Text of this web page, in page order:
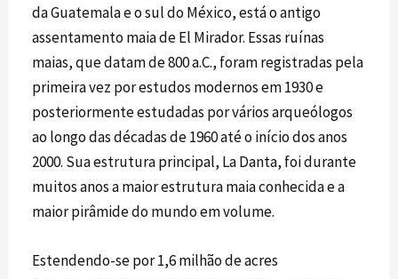
da Guatemala e o sul do México, está o antigo
assentamento maia de El Mirador. Essas ruínas
maias, que datam de 800 a.C., foram registradas pela
primeira vez por estudos modernos em 1930 e
posteriormente estudadas por vários arqueólogos
ao longo das décadas de 1960 até o início dos anos
2000. Sua estrutura principal, La Danta, foi durante
muitos anos a maior estrutura maia conhecida e a
maior pirâmide do mundo em volume.
Estendendo-se por 1,6 milhão de acres